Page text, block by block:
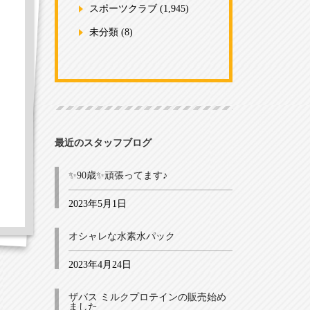
スポーツクラブ (1,945)
未分類(8)
最近のスタッフブログ
✨90歳✨頑張ってます♪
2023年5月1日
オシャレな水素水パック
2023年4月24日
ザバス ミルクプロテインの販売始め
ました